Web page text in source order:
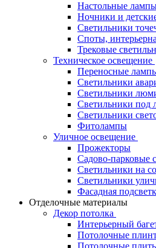
Настольные
Ночники и
Светильники
Споты,
Трековые
Техническое освещение
Переносные
Светильники
Светильники
Светильники под
Светильники
Фитолампы
Уличное освещение
Прожекторы
Садово-парковые
Светильники на
Светильники
Фасадная
Отделочные материалы
Декор потолка
Интерьерный
Потолочные
Потолочные